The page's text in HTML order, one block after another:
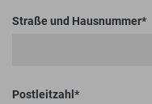
Straße und Hausnummer
Postleitzahl